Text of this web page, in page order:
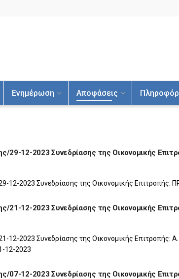
Ενημέρωση Αποφάσεις
29-12-2023 Συνεδρίασης της Οικονομικής
12-2023 Συνεδρίασης της Οικονομικής
21-12-2023 Συνεδρίασης της Οικονομικής
12-2023 Συνεδρίασης της Οικονομικής
12-2023
07-12-2023 Συνεδρίασης της Οικονομικής